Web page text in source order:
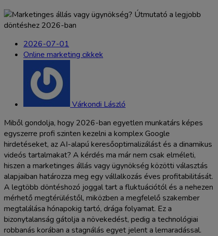
2026-07-01
Online marketing cikkek
Várkondi László
Miből gondolja, hogy 2026-ban egyetlen munkatárs képes
egyszerre profi szinten kezelni a komplex Google
hirdetéseket, az AI-alapú keresőoptimalizálást és a dinamikus
videós tartalmakat? A kérdés ma már nem csak elméleti,
hiszen a marketinges állás vagy ügynökség közötti választás
alapjaiban határozza meg egy vállalkozás éves profitabilitását.
A legtöbb döntéshozó joggal tart a fluktuációtól és a nehezen
mérhető megtérüléstől, miközben a megfelelő szakember
megtalálása hónapokig tartó, drága folyamat. Ez a
bizonytalanság gátolja a növekedést, pedig a technológiai
robbanás korában a stagnálás egyet jelent a lemaradással.